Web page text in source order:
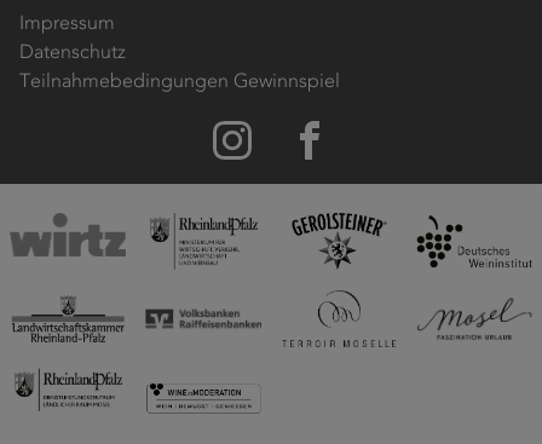
Impressum
Datenschutz
Teilnahmebedingungen Gewinnspiel